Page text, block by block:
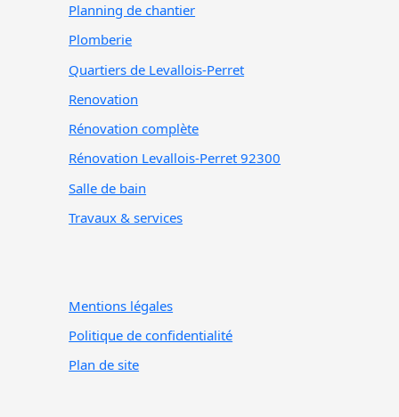
Planning de chantier
Plomberie
Quartiers de Levallois-Perret
Renovation
Rénovation complète
Rénovation Levallois-Perret 92300
Salle de bain
Travaux & services
Mentions légales
Politique de confidentialité
Plan de site